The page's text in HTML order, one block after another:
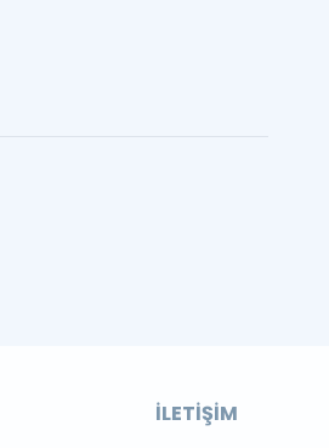
İLETIŞIM